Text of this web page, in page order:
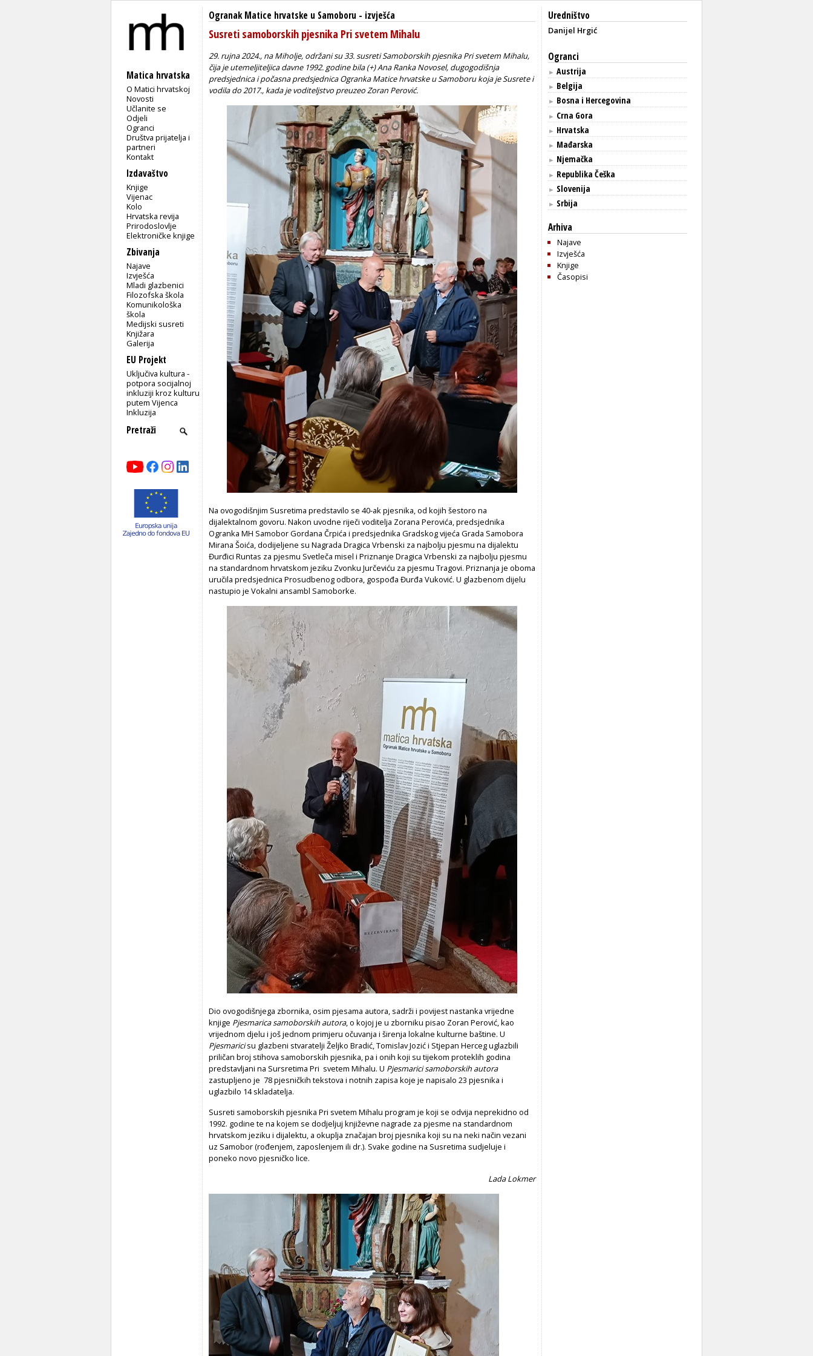
Matica hrvatska
O Matici hrvatskoj
Novosti
Učlanite se
Odjeli
Ogranci
Društva prijatelja i
partneri
Kontakt
Izdavaštvo
Knjige
Vijenac
Kolo
Hrvatska revija
Prirodoslovlje
Elektroničke knjige
Zbivanja
Najave
Izvješća
Mladi glazbenici
Filozofska škola
Komunikološka
škola
Medijski susreti
Knjižara
Galerija
EU Projekt
Uključiva kultura -
potpora socijalnoj
inkluziji kroz kulturu
putem Vijenca
Inkluzija
Ogranak Matice hrvatske u Samoboru - izvješća
Susreti samoborskih pjesnika Pri svetem Mihalu
29. rujna 2024., na Miholje, održani su 33. susreti Samoborskih pjesnika Pri svetem Mihalu,
čija je utemeljiteljica davne 1992. godine bila (+) Ana Ranka Novosel, dugogodišnja
predsjednica i počasna predsjednica Ogranka Matice hrvatske u Samoboru koja je Susrete i
vodila do 2017., kada je voditeljstvo preuzeo Zoran Perović.
Na ovogodišnjim Susretima predstavilo se 40-ak pjesnika, od kojih šestoro na
dijalektalnom govoru. Nakon uvodne riječi voditelja Zorana Perovića, predsjednika
Ogranka MH Samobor Gordana Črpića i predsjednika Gradskog vijeća Grada Samobora
Mirana Šoića, dodijeljene su Nagrada Dragica Vrbenski za najbolju pjesmu na dijalektu
Đurđici Runtas za pjesmu Svetleča misel i Priznanje Dragica Vrbenski za najbolju pjesmu
na standardnom hrvatskom jeziku Zvonku Jurčeviću za pjesmu Tragovi. Priznanja je oboma
uručila predsjednica Prosudbenog odbora, gospođa Đurđa Vuković. U glazbenom dijelu
nastupio je Vokalni ansambl Samoborke.
Dio ovogodišnjega zbornika, osim pjesama autora, sadrži i povijest nastanka vrijedne
knjige Pjesmarica samoborskih autora, o kojoj je u zborniku pisao Zoran Perović, kao
vrijednom djelu i još jednom primjeru očuvanja i širenja lokalne kulturne baštine. U
Pjesmaricisu glazbeni stvaratelji Željko Bradić, Tomislav Jozić i Stjepan Herceg uglazbili
priličan broj stihova samoborskih pjesnika, pa i onih koji su tijekom proteklih godina
predstavljani na Sursretima Pri svetem Mihalu. U Pjesmarici samoborskih autora
zastupljeno je 78 pjesničkih tekstova i notnih zapisa koje je napisalo 23 pjesnika i
uglazbilo 14 skladatelja.
Susreti samoborskih pjesnika Pri svetem Mihalu program je koji se odvija neprekidno od
1992. godine te na kojem se dodjeljuj književne nagrade za pjesme na standardnom
hrvatskom jeziku i dijalektu, a okuplja značajan broj pjesnika koji su na neki način vezani
uz Samobor (rođenjem, zaposlenjem ili dr.). Svake godine na Susretima sudjeluje i
poneko novo pjesničko lice.
Lada Lokmer
Uredništvo
Danijel Hrgić
Ogranci
► Austrija
► Belgija
► Bosna i Hercegovina
► Crna Gora
► Hrvatska
► Mađarska
► Njemačka
► Republika Češka
► Slovenija
► Srbija
Arhiva
Najave
Izvješća
Knjige
Časopisi